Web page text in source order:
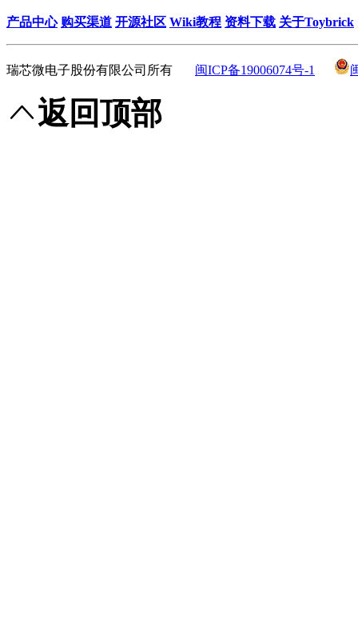
产品中心 购买渠道 开源社区 Wiki教程 资料下载 关于Toybrick
瑞芯微电子股份有限公司所有 闽ICP备19006074号-1
返回顶部